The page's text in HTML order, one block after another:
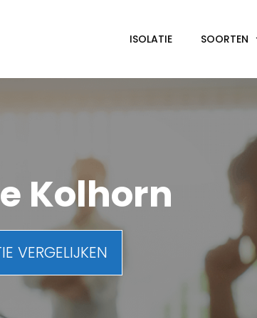
ISOLATIE SOORTEN
Kolhorn
VERGELIJKEN